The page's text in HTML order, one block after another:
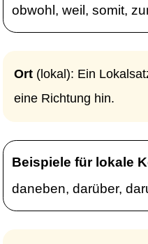
obwohl, weil, somit,
Ort (lokal): Ein
eine Richtung hin.
Beispiele für lokale
daneben, darüber,